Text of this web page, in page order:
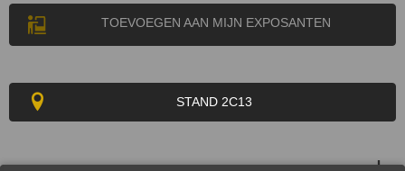
TOEVOEGEN AAN MIJN EXPOSANTEN
STAND 2C13